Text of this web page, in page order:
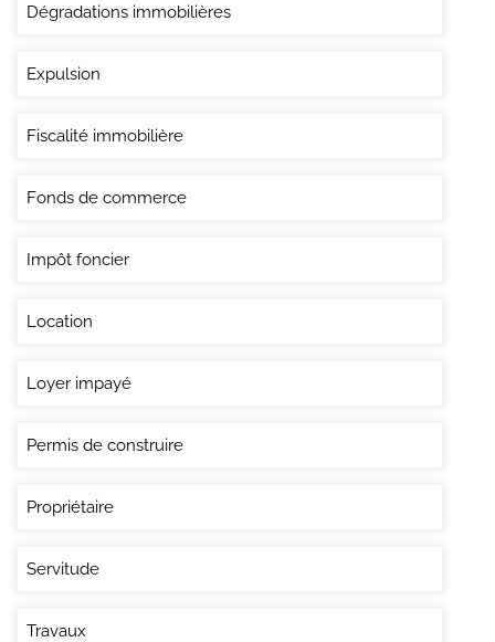
Dégradations immobilières
Expulsion
Fiscalité immobilière
Fonds de commerce
Impôt foncier
Location
Loyer impayé
Permis de construire
Propriétaire
Servitude
Travaux